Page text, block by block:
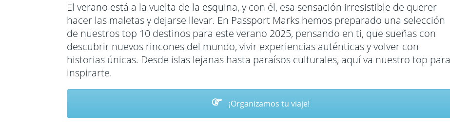
Sudáfrica
Tanzania
Uganda
Zimbabwe
Guatemala
Mexico
Panama
Perú
Hungría
Islandia
Italia
Noruega
Indonesia
India
Japón
Jordania
El verano está a la vuelta de la esquina, y con él, esa sensación irresistible de querer
hacer las maletas y dejarse llevar. En Passport Marks hemos preparado una selección
de nuestros top 10 destinos para este verano 2025, pensando en ti, que sueñas con
descubrir nuevos rincones del mundo, vivir experiencias auténticas y volver con
historias únicas. Desde islas lejanas hasta paraísos culturales, aquí va nuestro top para
inspirarte.
¡Organizamos tu viaje!